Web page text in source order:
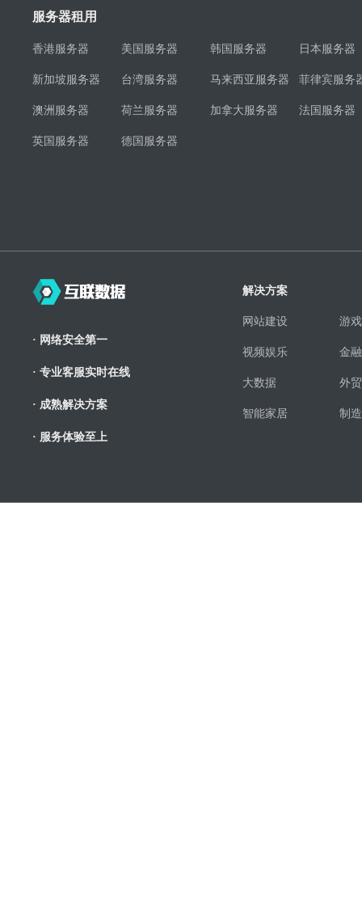
服务器租用
香港服务器 美国服务器 韩国服务器 日本服务器
新加坡服务器 台湾服务器 马来西亚服务器 菲律宾服务
澳洲服务器 荷兰服务器 加拿大服务器 法国服务器
英国服务器 德国服务器
· 网络安全第一
· 专业客服实时在线
· 成熟解决方案
· 服务体验至上
解决方案
网站建设 游
视频娱乐 金
大数据 外
智能家居 制